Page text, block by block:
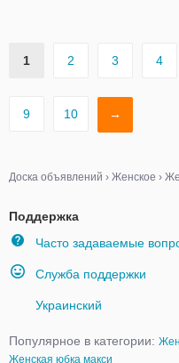
1 2 3 4
9 10 →
Доска объявлений › Женское ›
Поддержка
Часто задаваемые
Служба поддержки
Украинский
Популярное в категории:
Женская юбка макси